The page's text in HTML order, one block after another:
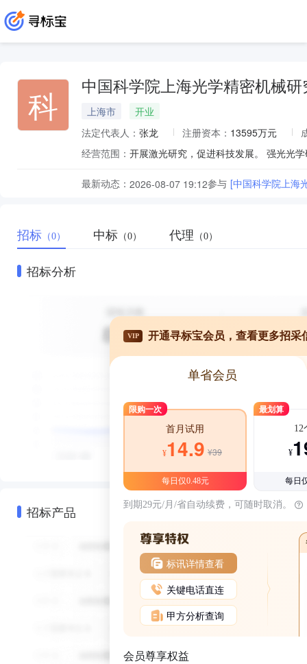
科 中国科学院上海光学精密机械研
上海市
开业
法定代表人： 张龙 注册资本： 13595万元
经营范围：
最新动态： 2026-08-07 19:12参与 [中国科学院上海
招标 （0） 中标 （0） 代理 （0）
招标分析
招标产品
VIP 开通寻标宝会员，查看更多招采
单省会员
限购一次
首月试用
¥14.9 ¥39
每日仅0.48元
最划算
12
¥
每日
到期29元/月/省自动续费，可随时取消。
标讯详情查看
关键电话直连
甲方分析查询
会员尊享权益